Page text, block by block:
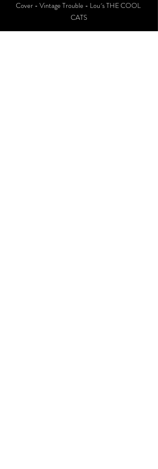
Cover - Vintage Trouble - Lou´s THE COOL
CATS